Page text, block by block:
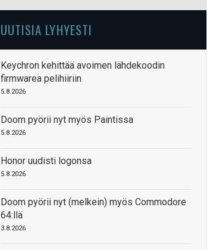
UUTISIA LYHYESTI
Keychron kehittää avoimen lähdekoodin
firmwarea pelihiiriin
5.8.2026
Doom pyörii nyt myös Paintissa
5.8.2026
Honor uudisti logonsa
5.8.2026
Doom pyörii nyt (melkein) myös Commodore
64:llä
3.8.2026